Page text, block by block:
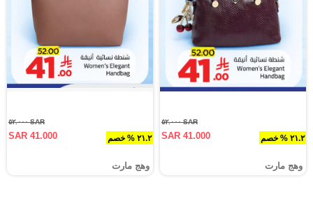
٢١.٢ % خصم
SAR ٥٢.٠٠٠
SAR 41.000
وهج مارت
٢١.٢ % خصم
SAR ٥٢.٠٠٠
SAR 41.000
وهج مارت